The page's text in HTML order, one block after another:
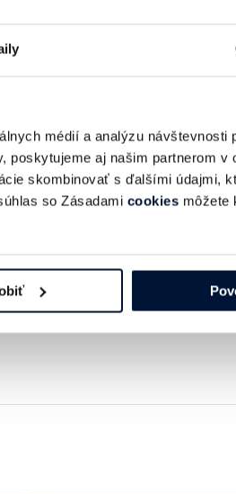
médií a analýzu návštevnosti
poskytujeme aj našim partnerom v
skombinovať s ďalšími údajmi,
so Zásadami cookies môžete